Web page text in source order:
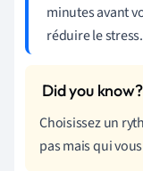
minutes avant
réduire le stress.
Choisissez un
pas mais qui